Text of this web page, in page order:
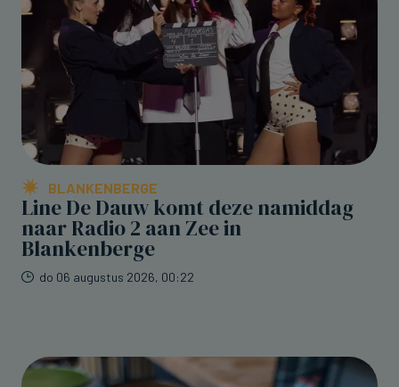
BLANKENBERGE
Line De Dauw komt deze namiddag
naar Radio 2 aan Zee in
Blankenberge
do 06 augustus 2026, 00:22